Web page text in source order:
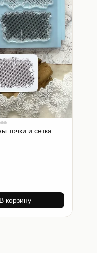
точки и сетка
В корзину